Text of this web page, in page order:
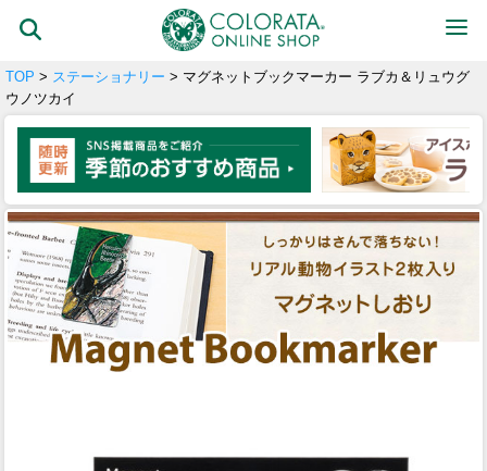
TOP > ステーショナリー > マグネットブックマーカー ラブカ＆リュウグ
ウノツカイ